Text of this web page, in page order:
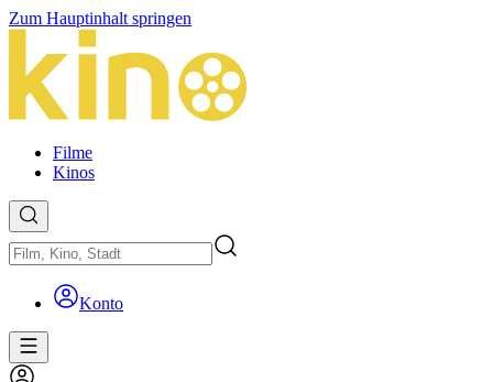
Zum Hauptinhalt springen
Filme
Kinos
Konto